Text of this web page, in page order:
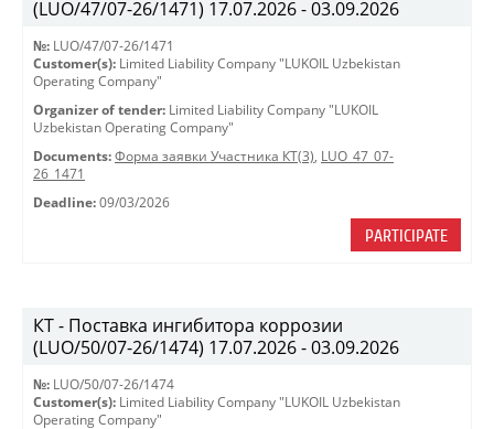
(LUO/47/07-26/1471) 17.07.2026 - 03.09.2026
№: LUO/47/07-26/1471
Customer(s): Limited Liability Company "LUKOIL Uzbekistan
Operating Company"
Organizer of tender: Limited Liability Company "LUKOIL
Uzbekistan Operating Company"
Documents: Форма заявки Участника КТ(3), LUO_47_07-
26_1471
Deadline: 09/03/2026
PARTICIPATE
КТ - Поставка ингибитора коррозии
(LUO/50/07-26/1474) 17.07.2026 - 03.09.2026
№: LUO/50/07-26/1474
Customer(s): Limited Liability Company "LUKOIL Uzbekistan
Operating Company"